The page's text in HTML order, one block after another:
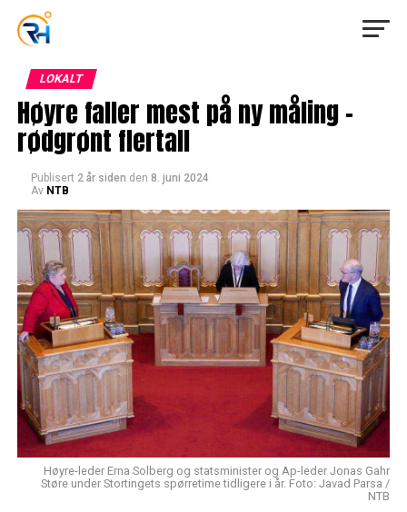
LOKALT
Høyre faller mest på ny måling –
rødgrønt flertall
Publisert 2 år siden den 8. juni 2024
Av NTB
Høyre-leder Erna Solberg og statsminister og Ap-leder Jonas Gahr
Støre under Stortingets spørretime tidligere i år. Foto: Javad Parsa /
NTB